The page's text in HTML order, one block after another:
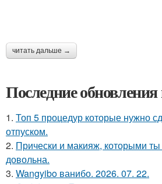
читать дальше →
Последние обновления
1. Топ 5 процедур которые нужно
отпуском.
2. Прически и макияж, которыми
довольна.
3. Wangyibo ванибо. 2026. 07. 22.